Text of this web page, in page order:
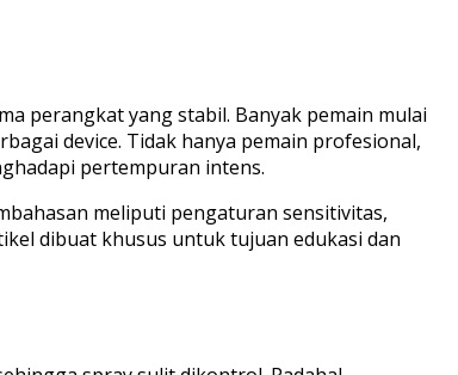
perangkat yang stabil. Banyak pemain mulai
device. Tidak hanya pemain profesional,
pertempuran intens.
meliputi pengaturan sensitivitas,
dibuat khusus untuk tujuan edukasi dan